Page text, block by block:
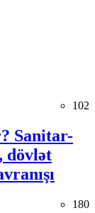
102
Sanitar-
dövlət
180